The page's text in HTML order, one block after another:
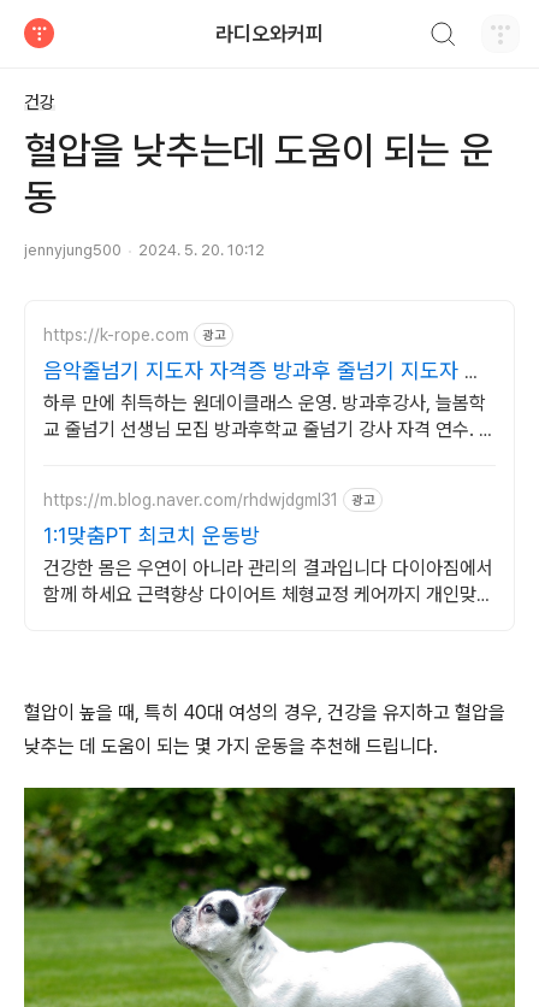
라디오와커피
건강
혈압을 낮추는데 도움이 되는 운
동
jennyjung500 2024. 5. 20. 10:12
https://k-rope.com 광고
음악줄넘기 지도자 자격증 방과후 줄넘기 지도자 양
성
하루 만에 취득하는 원데이클래스 운영. 방과후강사, 늘봄학
교 줄넘기 선생님 모집 방과후학교 줄넘기 강사 자격 연수. 지
https://m.blog.naver.com/rhdwjdgml31 광고
1:1맞춤PT 최코치 운동방
건강한 몸은 우연이 아니라 관리의 결과입니다 다이아짐에서
함께 하세요 근력향상 다이어트 체형교정 케어까지 개인맞춤
혈압이 높을 때, 특히 40대 여성의 경우, 건강을 유지하고 혈압을
낮추는 데 도움이 되는 몇 가지 운동을 추천해 드립니다.